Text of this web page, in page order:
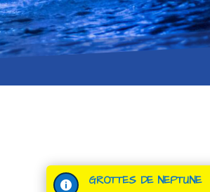

GROTTES DE NEPTUNE